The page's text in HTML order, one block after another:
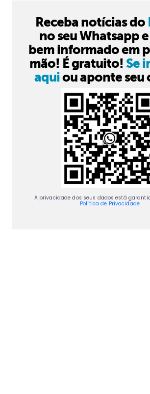
Receba notícias do
no seu Whatsapp
bem informado em
mão! É gratuito! Se
aquiou aponte seu
A privacidade dos seus dados está
Política de Privacidade